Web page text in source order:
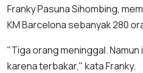
Franky Pasuna Sihombing,
KM Barcelona sebanyak 280
"Tiga orang meninggal.
karena terbakar," kata Franky.